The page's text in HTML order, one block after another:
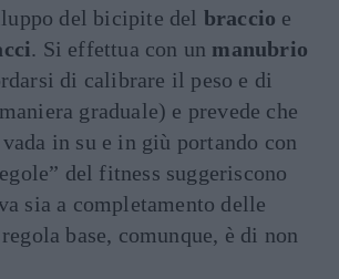
del bicipite del braccio e
. Si effettua con un manubrio
di calibrare il peso e di
graduale) e prevede che
in su e in giù portando con
del fitness suggeriscono
sia a completamento delle
base, comunque, è di non